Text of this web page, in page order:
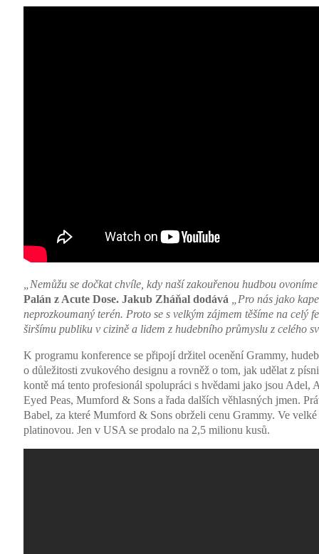
„Nemůžu se dočkat chvíle, kdy naší zakouřenou hudbou
Palán z Acute Dose. Jakub Zháňal dodává
„Pro nás jako
neprozkoumaný terén. Proto se s velkým zájmem těšíme na celý
širšímu publiku v cizině a lidem z hudebního průmyslu z celého
K programu konference se připojí držitel ocenění Grammy,
o důležitosti zvukového designu a rovněž o tom, jak udělat z
kontě má tento profesionál spolupráci s hvědami jako jsou
Eyed Peas, Mumford & Sons a řada dalších věhlasných jmen.
Babel, za které Mumford & Sons obrželi cenu Grammy. Ve
platinovou. Jen v USA se prodalo na 2,5 milionu kusů.